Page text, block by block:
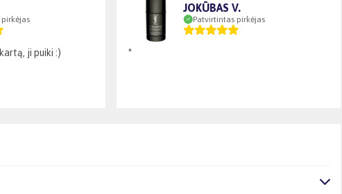
ji puiki :)
JOKŪBAS V.
Patvirtintas pirkėjas
*